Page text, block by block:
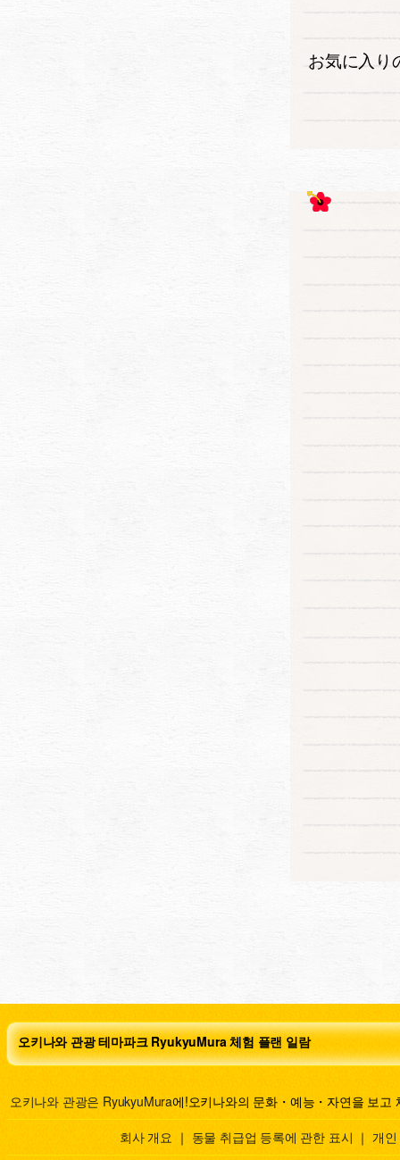
お気に入り
오키나와 관광 테마파크 RyukyuMura 체험 플랜 일람
오키나와 관광은 RyukyuMura에!오키나와의 문화・예능・자연을 보고
회사 개요 ｜ 동물 취급업 등록에 관한 표시 ｜ 개